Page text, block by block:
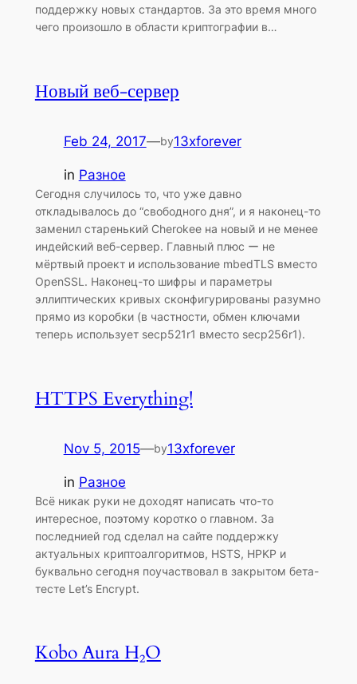
поддержку новых стандартов. За это время много
чего произошло в области криптографии в…
Новый веб-сервер
Feb 24, 2017—by13xforever
in Разное
Сегодня случилось то, что уже давно
откладывалось до “свободного дня”, и я наконец-то
заменил старенький Cherokee на новый и не менее
индейский веб-сервер. Главный плюс ー не
мёртвый проект и использование mbedTLS вместо
OpenSSL. Наконец-то шифры и параметры
эллиптических кривых сконфигурированы разумно
прямо из коробки (в частности, обмен ключами
теперь использует secp521r1 вместо secp256r1).
HTTPS Everything!
Nov 5, 2015—by13xforever
in Разное
Всё никак руки не доходят написать что-то
интересное, поэтому коротко о главном. За
последнией год сделал на сайте поддержку
актуальных криптоалгоритмов, HSTS, HPKP и
буквально сегодня поучаствовал в закрытом бета-
тесте Let’s Encrypt.
Kobo Aura H₂O